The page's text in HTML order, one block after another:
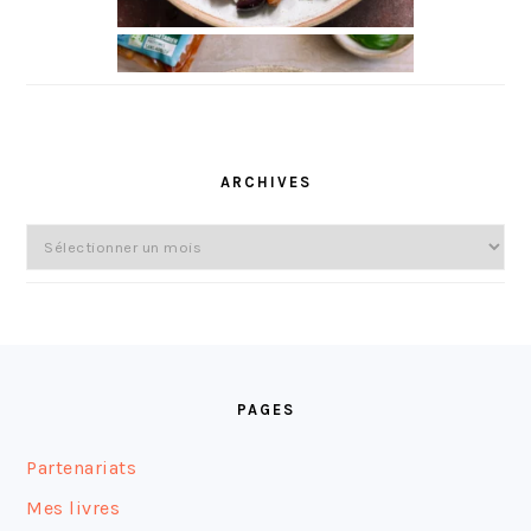
ARCHIVES
Archives
PAGES
Partenariats
Mes livres